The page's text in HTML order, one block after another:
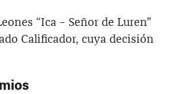
“Ica – Señor de Luren”
Calificador, cuya decisión